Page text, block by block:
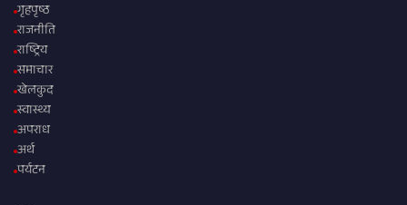
गृहपृष्ठ
राजनीति
राष्ट्रिय
समाचार
खेलकुद
स्वास्थ्य
अपराध
अर्थ
पर्यटन